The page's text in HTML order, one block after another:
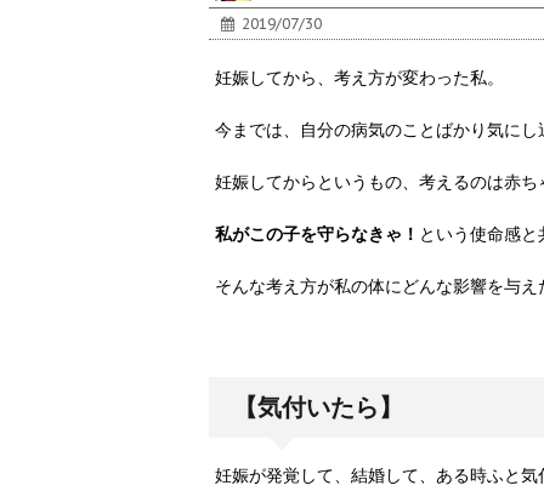
2019/07/30
妊娠してから、考え方が変わった私。
今までは、自分の病気のことばかり気に
妊娠してからというもの、考えるのは赤
私がこの子を守らなきゃ！ という使命感
そんな考え方が私の体にどんな影響を与
【気付いたら】
妊娠が発覚して、結婚して、ある時ふと